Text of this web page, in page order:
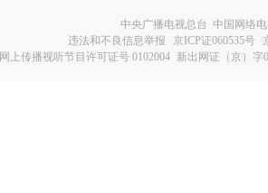
中央广播电视总台 中国网络
违法和不良信息举报
京ICP证060535号
网上传播视听节目许可证号 0102004 新出网证（京）